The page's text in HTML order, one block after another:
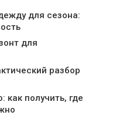
для сезона:
для
разбор
как получить, где